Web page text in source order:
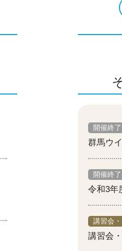
開催終了
群馬ウ
開催終了
令和3年
講習会
講習会